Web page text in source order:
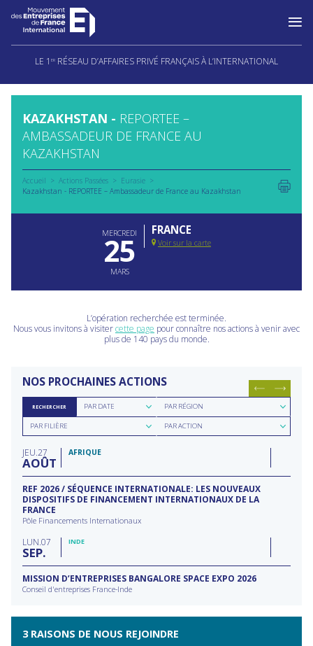
Aller
LE 1 ER RÉSEAU D’AFFAIRES PRIVÉ FRANÇAIS À L’INTERNATIONAL
KAZAKHSTAN - REPORTEE –
AMBASSADEUR DE FRANCE AU
KAZAKHSTAN
Accueil Actions Passées
Eurasie
Kazakhstan - REPORTEE – Ambassadeur de France au Kazakhstan
MERCREDI
25
MARS
FRANCE
Voir sur la carte
L’opération recherchée est terminée.
Nous vous invitons à visitercette page pour connaître nos actions à venir avec
plus de 140 pays du monde.
NOS PROCHAINES ACTIONS
RECHERCHER
Rechercher
parPAR DATE
Rechercher
par
région
PAR RÉGION
Rechercher
parPAR FILIÈRE
Rechercher
parPAR ACTION
JEU 27
AOÛT
AFRIQUE
REF 2026 / SÉQUENCE INTERNATIONALE: LES NOUVEAUX
DISPOSITIFS DE FINANCEMENT INTERNATIONAUX DE LA
FRANCE
Pôle Financements Internationaux
LUN 07
SEP
INDE
MISSION D’ENTREPRISES BANGALORE SPACE EXPO 2026
Conseil d'entreprises France-Inde
3 RAISONS DE NOUS REJOINDRE